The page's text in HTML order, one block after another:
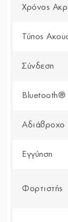
Χρόνος
Τύπος
Σύνδεση
Bluetooth®
Αδιάβροχο
Εγγύηση
Φορτιστής